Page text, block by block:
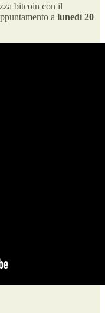
bitcoin con il
a lunedì 20